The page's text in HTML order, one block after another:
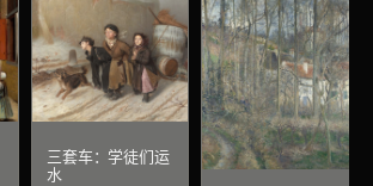
三套车：学徒们运
水